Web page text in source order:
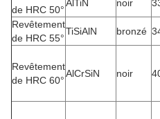
de HRC 50°
AlTiN noir
Revêtement
de HRC 55°
TiSiAlN bronzé
Revêtement
de HRC 60°
AlCrSiN noir